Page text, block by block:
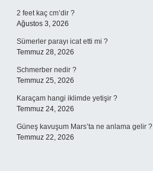
2 feet kaç cm’dir ?
Ağustos 3, 2026
Sümerler parayı icat etti mi ?
Temmuz 28, 2026
Schmerber nedir ?
Temmuz 25, 2026
Karaçam hangi iklimde yetişir ?
Temmuz 24, 2026
Güneş kavuşum Mars’ta ne anlama gelir ?
Temmuz 22, 2026